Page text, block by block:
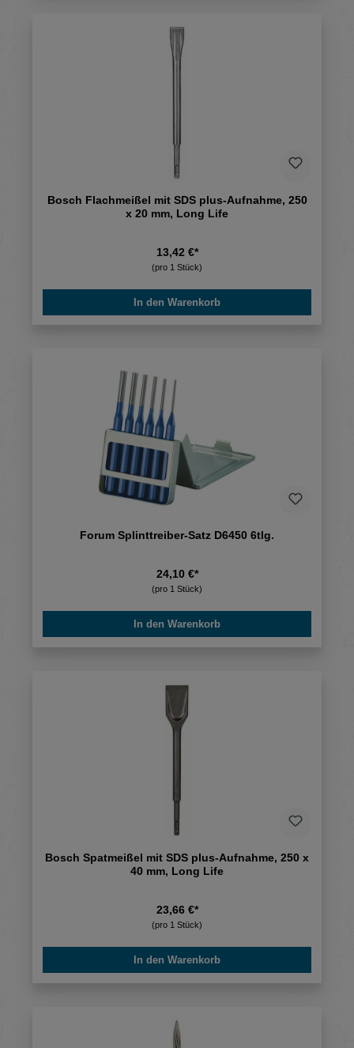
Bosch Flachmeißel mit SDS plus-Aufnahme, 250
x 20 mm, Long Life
13,42 €*
(pro 1 Stück)
In den Warenkorb
Forum Splinttreiber-Satz D6450 6tlg.
24,10 €*
(pro 1 Stück)
In den Warenkorb
Bosch Spatmeißel mit SDS plus-Aufnahme, 250 x
40 mm, Long Life
23,66 €*
(pro 1 Stück)
In den Warenkorb